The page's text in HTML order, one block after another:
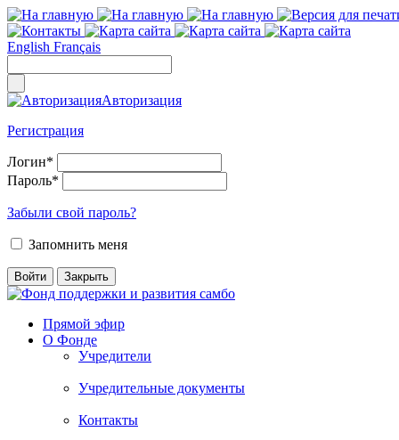
English Français
Авторизация
Регистрация
Логин*
Пароль*
Забыли свой пароль?
Запомнить меня
Прямой эфир
О Фонде
Учредители
Учредительные документы
Контакты